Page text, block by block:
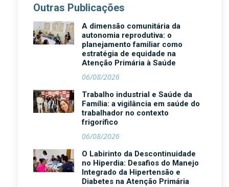
Outras Publicações
A dimensão comunitária da
autonomia reprodutiva: o
planejamento familiar como
estratégia de equidade na
Atenção Primária à Saúde
06/08/2026
Trabalho industrial e Saúde da
Família: a vigilância em saúde do
trabalhador no contexto
frigorífico
06/08/2026
O Labirinto da Descontinuidade
no Hiperdia: Desafios do Manejo
Integrado da Hipertensão e
Diabetes na Atenção Primária